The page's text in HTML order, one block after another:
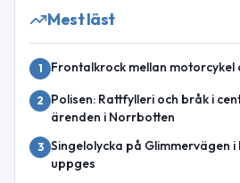
Mest läst
1 Frontalkrock mellan motorcykel
2
Polisen: Rattfylleri och bråk i
ärenden i Norrbotten
3 Singelolycka på Glimmervägen
uppges